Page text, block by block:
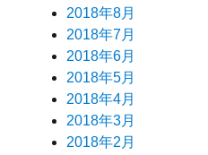
2018年8月
2018年7月
2018年6月
2018年5月
2018年4月
2018年3月
2018年2月